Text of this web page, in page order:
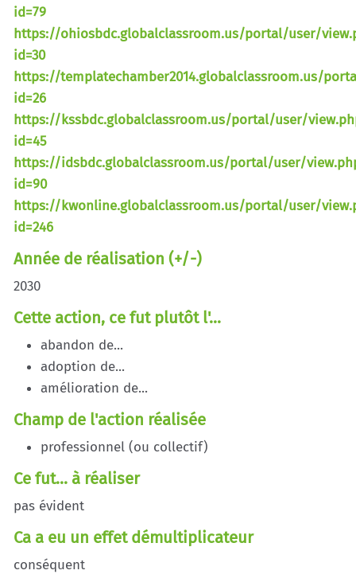
id=79
https://ohiosbdc.globalclassroom.us/portal/user/
id=30
https://templatechamber2014.globalclassroom.us/
id=26
https://kssbdc.globalclassroom.us/portal/user/
id=45
https://idsbdc.globalclassroom.us/portal/user/
id=90
https://kwonline.globalclassroom.us/portal/user/
id=246
Année de réalisation (+/-)
2030
Cette action, ce fut plutôt l'...
abandon de...
adoption de...
amélioration de...
Champ de l'action réalisée
professionnel (ou collectif)
Ce fut... à réaliser
pas évident
Ca a eu un effet démultiplicateur
conséquent